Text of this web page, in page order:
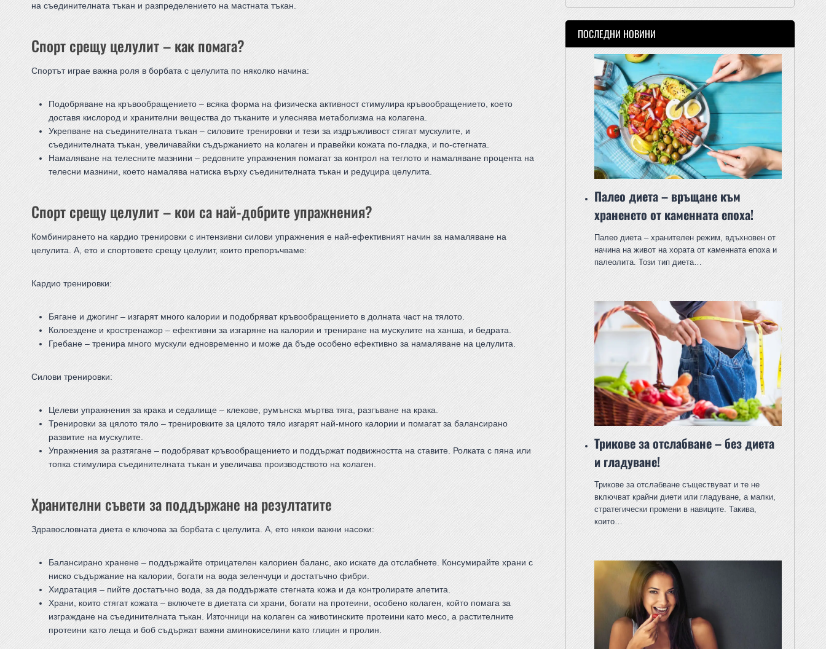
на съединителната тъкан и разпределението на мастната тъкан.
Спорт срещу целулит – как помага?
Спортът играе важна роля в борбата с целулита по няколко начина:
Подобряване на кръвообращението – всяка форма на физическа активност стимулира кръвообращението, което
доставя кислород и хранителни вещества до тъканите и улеснява метаболизма на колагена.
Укрепване на съединителната тъкан – силовите тренировки и тези за издръжливост стягат мускулите, и
съединителната тъкан, увеличавайки съдържанието на колаген и правейки кожата по-гладка, и по-стегната.
Намаляване на телесните мазнини – редовните упражнения помагат за контрол на теглото и намаляване процента на
телесни мазнини, което намалява натиска върху съединителната тъкан и редуцира целулита.
Спорт срещу целулит – кои са най-добрите упражнения?
Комбинирането на кардио тренировки с интензивни силови упражнения е най-ефективният начин за намаляване на
целулита. А, ето и спортовете срещу целулит, които препоръчваме:
Кардио тренировки:
Бягане и джогинг – изгарят много калории и подобряват кръвообращението в долната част на тялото.
Колоездене и кростренажор – ефективни за изгаряне на калории и трениране на мускулите на ханша, и бедрата.
Гребане – тренира много мускули едновременно и може да бъде особено ефективно за намаляване на целулита.
Силови тренировки:
Целеви упражнения за крака и седалище – клекове, румънска мъртва тяга, разгъване на крака.
Тренировки за цялото тяло – тренировките за цялото тяло изгарят най-много калории и помагат за балансирано
развитие на мускулите.
Упражнения за разтягане – подобряват кръвообращението и поддържат подвижността на ставите. Ролката с пяна или
топка стимулира съединителната тъкан и увеличава производството на колаген.
Хранителни съвети за поддържане на резултатите
Здравословната диета е ключова за борбата с целулита. А, ето някои важни насоки:
Балансирано хранене – поддържайте отрицателен калориен баланс, ако искате да отслабнете. Консумирайте храни с
ниско съдържание на калории, богати на вода зеленчуци и достатъчно фибри.
Хидратация – пийте достатъчно вода, за да поддържате стегната кожа и да контролирате апетита.
Храни, които стягат кожата – включете в диетата си храни, богати на протеини, особено колаген, който помага за
изграждане на съединителната тъкан. Източници на колаген са животинските протеини като месо, а растителните
протеини като леща и боб съдържат важни аминокиселини като глицин и пролин.
ПОСЛЕДНИ НОВИНИ
Палео диета – връщане към
храненето от каменната епоха!
Палео диета – хранителен режим, вдъхновен от
начина на живот на хората от каменната епоха и
палеолита. Този тип диета…
Трикове за отслабване – без диета
и гладуване!
Трикове за отслабване съществуват и те не
включват крайни диети или гладуване, а малки,
стратегически промени в навиците. Такива,
които…